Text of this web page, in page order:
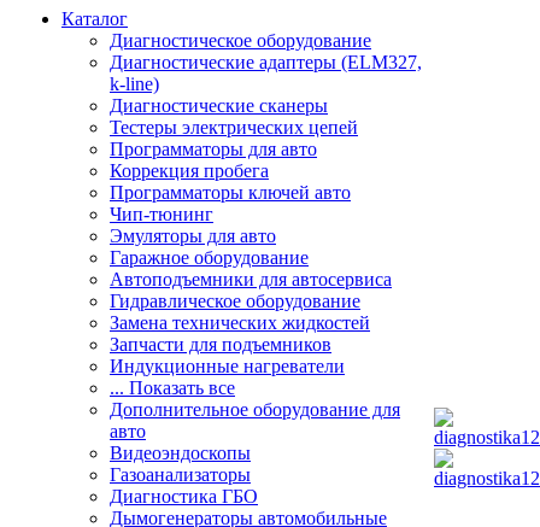
Каталог
Диагностическое оборудование
Диагностические адаптеры (ELM327,
k-line)
Диагностические сканеры
Тестеры электрических цепей
Программаторы для авто
Коррекция пробега
Программаторы ключей авто
Чип-тюнинг
Эмуляторы для авто
Гаражное оборудование
Автоподъемники для автосервиса
Гидравлическое оборудование
Замена технических жидкостей
Запчасти для подъемников
Индукционные нагреватели
... Показать все
Дополнительное оборудование для
авто
Видеоэндоскопы
Газоанализаторы
Диагностика ГБО
Дымогенераторы автомобильные